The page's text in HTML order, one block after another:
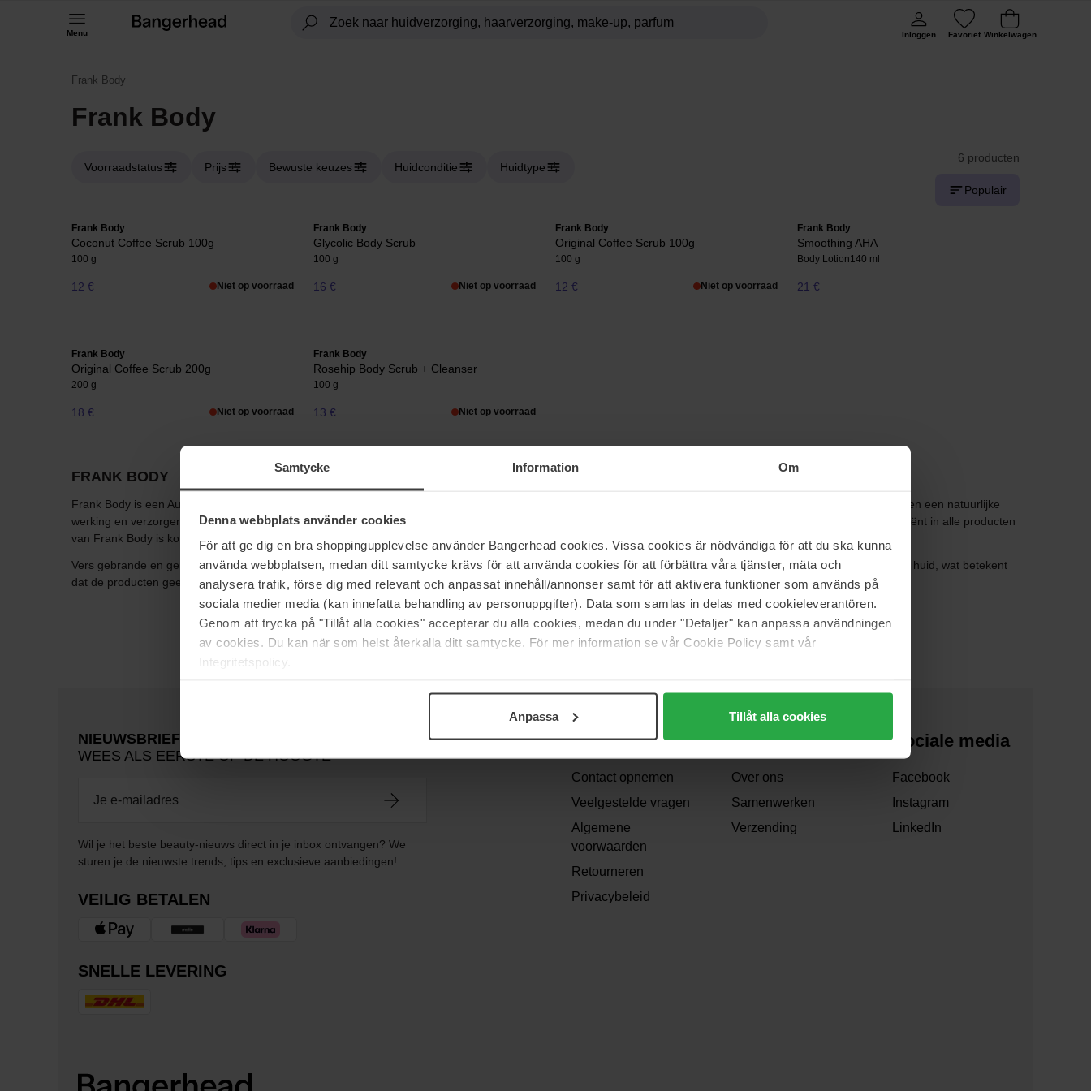
Samtycke Information Om
Denna webbplats använder cookies
För att ge dig en bra shoppingupplevelse använder Bangerhead cookies. Vissa cookies är nödvändiga för att du ska kunna
använda webbplatsen, medan ditt samtycke krävs för att använda cookies för att förbättra våra tjänster, mäta och
analysera trafik, förse dig med relevant och anpassat innehåll/annonser samt för att aktivera funktioner som används på
sociala medier media (kan innefatta behandling av personuppgifter). Data som samlas in delas med cookieleverantören.
Genom att trycka på "Tillåt alla cookies" accepterar du alla cookies, medan du under "Detaljer" kan anpassa användningen
av cookies. Du kan när som helst återkalla ditt samtycke. För mer information se vår Cookie Policy samt vår
Integritetspolicy.
Anpassa Tillåt alla cookies
Menu Inloggen Favoriet Winkelwagen
Frank Body
Frank Body
Voorraadstatus Prijs Bewuste keuzes Huidconditie Huidtype
6 producten
Populair
Frank Body
Coconut Coffee Scrub 100g
100 g
12 € Niet op voorraad
Frank Body
Glycolic Body Scrub
100 g
16 € Niet op voorraad
Frank Body
Original Coffee Scrub 100g
100 g
12 € Niet op voorraad
Frank Body
Smoothing AHA
Body Lotion140 ml
21 €
Frank Body
Original Coffee Scrub 200g
200 g
18 € Niet op voorraad
Frank Body
Rosehip Body Scrub + Cleanser
100 g
13 € Niet op voorraad
FRANK BODY
Frank Body is een Australische huidverzorgingsserie met een simpele missie: natuurlijke huidverzorging leuk maken. Alle productingrediënten zijn natuurlijk of hebben een natuurlijke
werking en verzorgen je huid effectief maar op een milde manier. De producten worden gemaakt in Melbourne, waar de grondstoffen het best zijn. Het hoofdingrediënt in alle producten
van Frank Body is koffie. Net zoals koffie je van binnenuit wakker maakt, kan koffie ook je uiterlijk een boost geven.
Vers gebrande en gemalen koffie exfolieert op een natuurlijke manier, verzacht de droge huid en verwijdert dode huidcellen. Koffie heeft dezelfde pH-waarde als de huid, wat betekent
dat de producten geen droog of olieachtig gevoel op de huid achterlaten.
NIEUWSBRIEF
WEES ALS EERSTE OP DE HOOGTE
Wil je het beste beauty-nieuws direct in je inbox ontvangen? We
sturen je de nieuwste trends, tips en exclusieve aanbiedingen!
VEILIG BETALEN
SNELLE LEVERING
Support
Contact opnemen
Veelgestelde vragen
Algemene
voorwaarden
Retourneren
Privacybeleid
Over ons
Over ons
Samenwerken
Verzending
Sociale media
Facebook
Instagram
LinkedIn